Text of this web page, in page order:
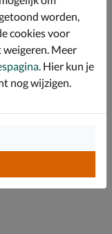
voldoende
worden,
cookies voor
Meer
. Hier kun je
nog wijzigen.